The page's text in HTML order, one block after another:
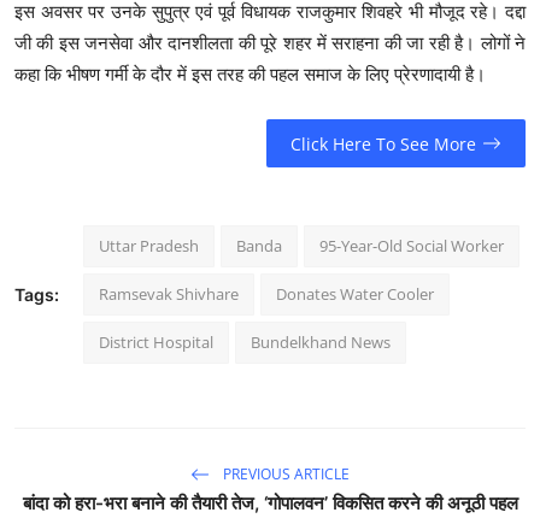
इस अवसर पर उनके सुपुत्र एवं पूर्व विधायक राजकुमार शिवहरे भी मौजूद रहे। दद्दा
जी की इस जनसेवा और दानशीलता की पूरे शहर में सराहना की जा रही है। लोगों ने
कहा कि भीषण गर्मी के दौर में इस तरह की पहल समाज के लिए प्रेरणादायी है।
Click Here To See More
Tags:
Uttar Pradesh Banda 95-Year-Old Social Worker
Ramsevak Shivhare Donates Water Cooler
District Hospital Bundelkhand News
PREVIOUS ARTICLE
बांदा को हरा-भरा बनाने की तैयारी तेज, ‘गोपालवन’ विकसित करने की अनूठी पहल